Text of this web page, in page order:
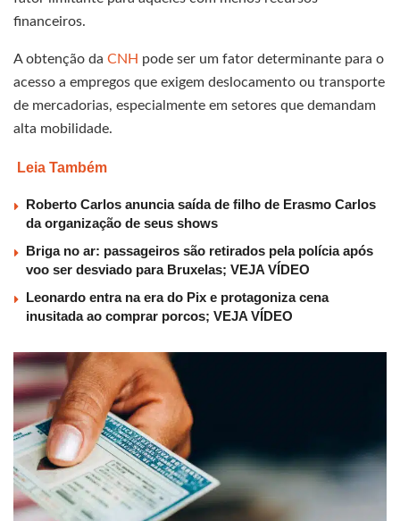
financeiros.
A obtenção da CNH pode ser um fator determinante para o
acesso a empregos que exigem deslocamento ou transporte
de mercadorias, especialmente em setores que demandam
alta mobilidade.
Leia Também
Roberto Carlos anuncia saída de filho de Erasmo Carlos
da organização de seus shows
Briga no ar: passageiros são retirados pela polícia após
voo ser desviado para Bruxelas; VEJA VÍDEO
Leonardo entra na era do Pix e protagoniza cena
inusitada ao comprar porcos; VEJA VÍDEO